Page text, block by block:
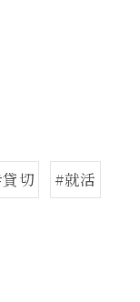
切 #就活